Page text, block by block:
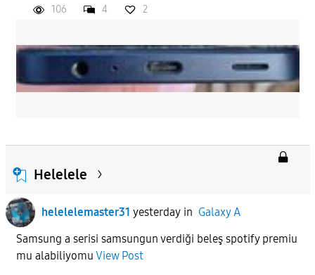
106 4 2
Helelele
helelelemaster31 yesterdayin Galaxy A
Samsung a serisi samsungun verdiği beleş spotify premiu
mu alabiliyomu View Post